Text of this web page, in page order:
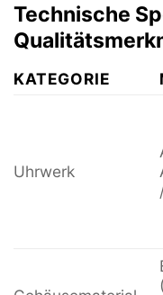
Technische
KATEGORIE
Uhrwerk